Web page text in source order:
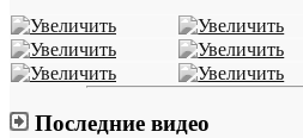
Последние видео